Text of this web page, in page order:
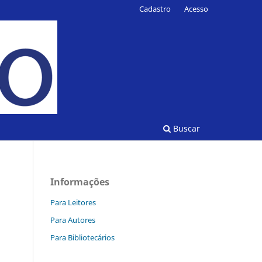
Buscar
Cadastro Acesso
Informações
Para Leitores
Para Autores
Para Bibliotecários